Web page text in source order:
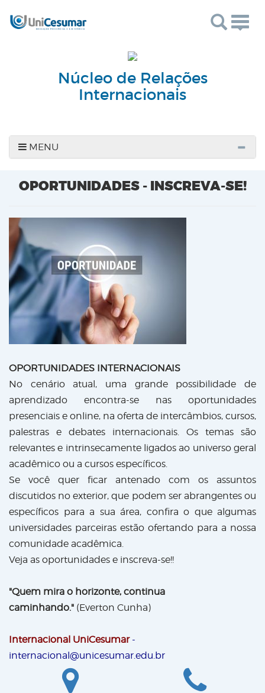
Núcleo de Relações
Internacionais
MENU
OPORTUNIDADES - INSCREVA-SE!
OPORTUNIDADES INTERNACIONAIS
No cenário atual, uma grande possibilidade de
aprendizado encontra-se nas oportunidades
presenciais e online, na oferta de intercâmbios, cursos,
palestras e debates internacionais. Os temas são
relevantes e intrinsecamente ligados ao universo geral
acadêmico ou a cursos específicos.
Se você quer ficar antenado com os assuntos
discutidos no exterior, que podem ser abrangentes ou
específicos para a sua área, confira o que algumas
universidades parceiras estão ofertando para a nossa
comunidade acadêmica.
Veja as oportunidades e inscreva-se!!
"Quem mira o horizonte, continua
caminhando." (Everton Cunha)
Internacional UniCesumar -
internacional@unicesumar.edu.br